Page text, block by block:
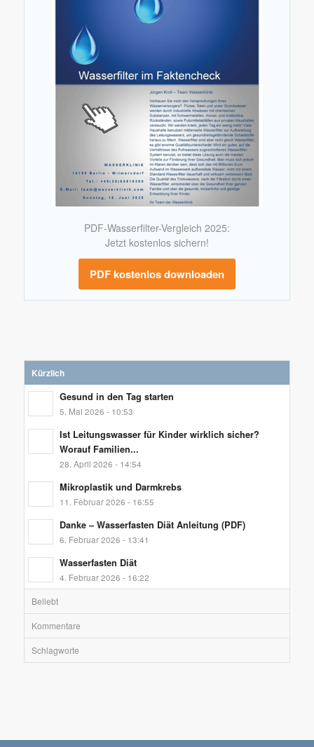
PDF-Wasserfilter-Vergleich 2025:
Jetzt kostenlos sichern!
PDF kostenlos downloaden
Kürzlich
Gesund in den Tag starten
5. Mai 2026 - 10:53
Ist Leitungswasser für Kinder wirklich sicher?
Worauf Familien...
28. April 2026 - 14:54
Mikroplastik und Darmkrebs
11. Februar 2026 - 16:55
Danke – Wasserfasten Diät Anleitung (PDF)
6. Februar 2026 - 13:41
Wasserfasten Diät
4. Februar 2026 - 16:22
Beliebt
Kommentare
Schlagworte